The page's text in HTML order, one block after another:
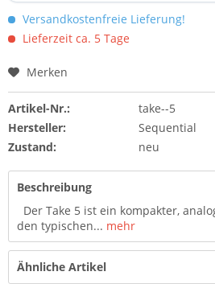
Versandkostenfreie Lieferung!
Lieferzeit ca. 5 Tage
Merken
Artikel-Nr.:
take--5
Hersteller:
Sequential
Zustand:
neu
Beschreibung
Der Take 5 ist ein kompakter,
den typischen... mehr
Ähnliche Artikel